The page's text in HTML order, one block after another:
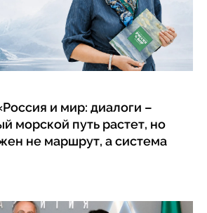
и мир: диалоги –
морской путь растет, но
не маршрут, а система